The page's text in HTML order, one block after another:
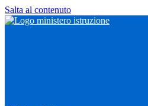
Salta al contenuto